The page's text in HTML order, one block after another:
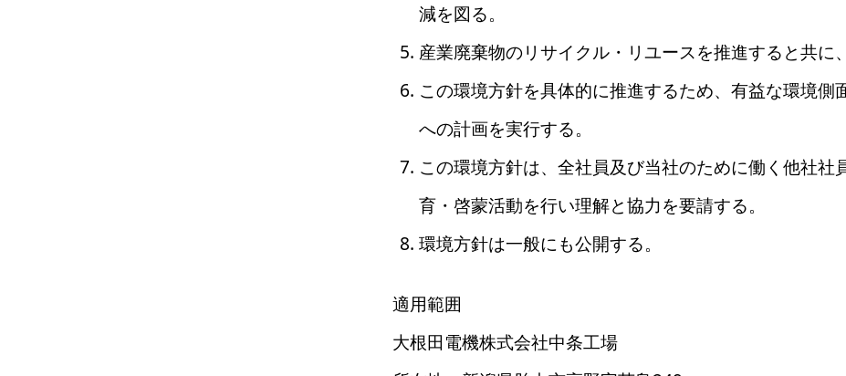
減を図る。
産業廃棄物のリサイクル・リユースを推進すると共に
この環境方針を具体的に推進するため、有益な環境
への計画を実行する。
この環境方針は、全社員及び当社のために働く他社
育・啓蒙活動を行い理解と協力を要請する。
環境方針は一般にも公開する。
適用範囲
大根田電機株式会社中条工場